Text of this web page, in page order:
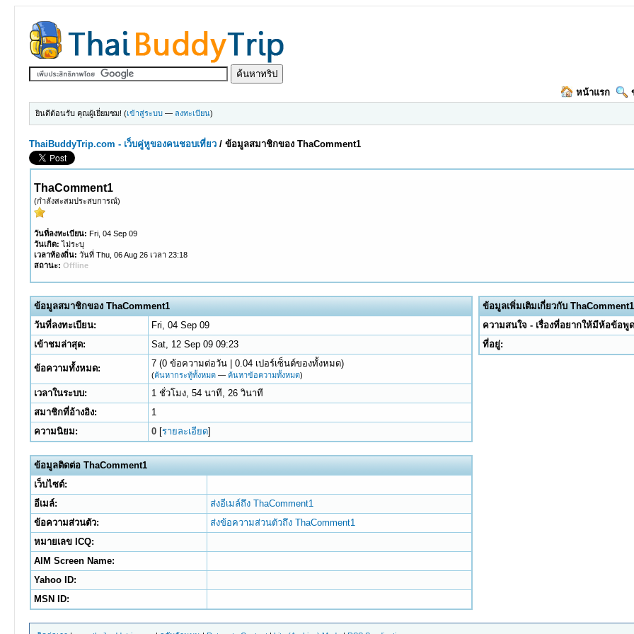
หน้าแรก
ยินดีต้อนรับ คุณผู้เยี่ยมชม! (เข้าสู่ระบบ — ลงทะเบียน)
ThaiBuddyTrip.com - เว็บคู่หูของคนชอบเที่ยว /ข้อมูลสมาชิกของ ThaComment1
ThaComment1
(กำลังสะสมประสบการณ์)
วันที่ลงทะเบียน: Fri, 04 Sep 09
วันเกิด: ไม่ระบุ
เวลาท้องถิ่น: วันที่ Thu, 06 Aug 26 เวลา 23:18
สถานะ: Offline
ข้อมูลสมาชิกของ ThaComment1
วันที่ลงทะเบียน:
Fri, 04 Sep 09
เข้าชมล่าสุด:
Sat, 12 Sep 09 09:23
ข้อความทั้งหมด: 7 (0 ข้อความต่อวัน | 0.04 เปอร์เซ็นต์ของทั้งหมด)
(ค้นหากระทู้ทั้งหมด— ค้นหาข้อความทั้งหมด)
เวลาในระบบ:
1 ชั่วโมง, 54 นาที, 26 วินาที
สมาชิกที่อ้างอิง:
1
ความนิยม:
0[รายละเอียด]
ข้อมูลติดต่อ ThaComment1
เว็บไซต์:
อีเมล์:
ส่งอีเมล์ถึง ThaComment1
ข้อความส่วนตัว:
ส่งข้อความส่วนตัวถึง ThaComment1
หมายเลข ICQ:
AIM Screen Name:
Yahoo ID:
MSN ID:
ข้อมูลเพิ่มเติมเกี่ยวกับ ThaComment1
ความสนใจ - เรื่องที่อยากให้มีห้อข้อพู
ที่อยู่: